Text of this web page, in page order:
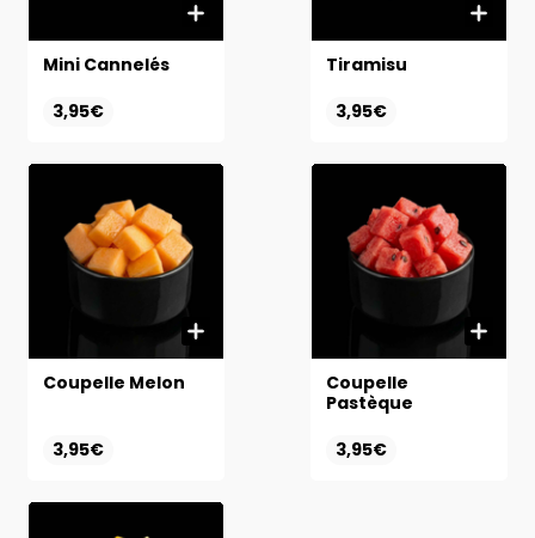
Mini Cannelés
3,95€
Tiramisu
3,95€
Coupelle Melon
3,95€
Coupelle
Pastèque
3,95€